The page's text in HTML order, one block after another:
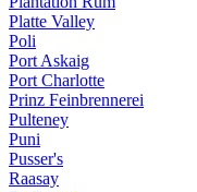
Platte Valley
Poli
Port Askaig
Port Charlotte
Prinz Feinbrennerei
Pulteney
Puni
Pusser's
Raasay